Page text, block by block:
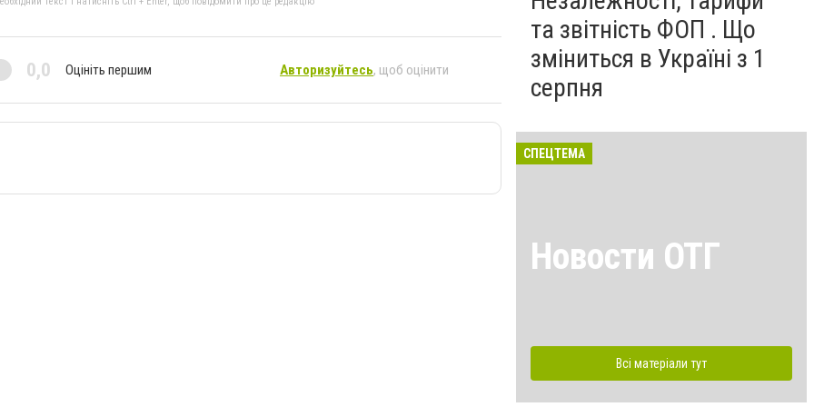
0,0 Оцініть першим Авторизуйтесь, щоб оцінити
та звітність ФОП . Що
зміниться в Україні з 1
серпня
СПЕЦТЕМА
Новости ОТГ
Всі матеріали тут